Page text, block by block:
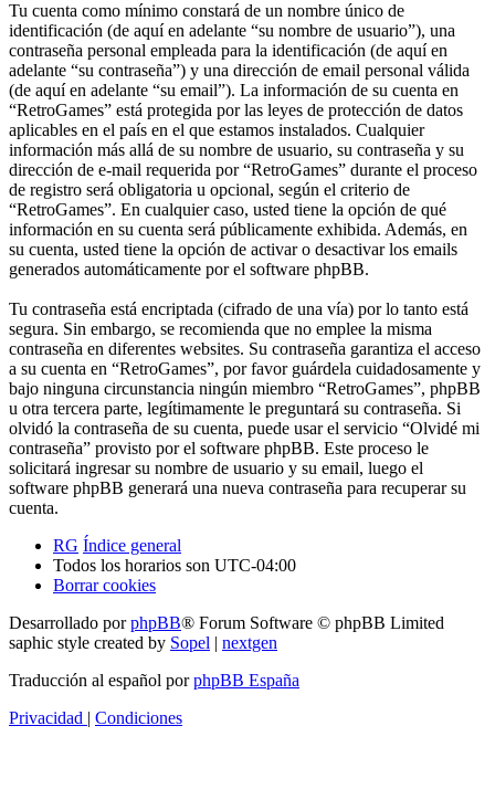
Tu cuenta como mínimo constará de un nombre único de
identificación (de aquí en adelante “su nombre de usuario”), una
contraseña personal empleada para la identificación (de aquí en
adelante “su contraseña”) y una dirección de email personal válida
(de aquí en adelante “su email”). La información de su cuenta en
“RetroGames” está protegida por las leyes de protección de datos
aplicables en el país en el que estamos instalados. Cualquier
información más allá de su nombre de usuario, su contraseña y su
dirección de e-mail requerida por “RetroGames” durante el proceso
de registro será obligatoria u opcional, según el criterio de
“RetroGames”. En cualquier caso, usted tiene la opción de qué
información en su cuenta será públicamente exhibida. Además, en
su cuenta, usted tiene la opción de activar o desactivar los emails
generados automáticamente por el software phpBB.
Tu contraseña está encriptada (cifrado de una vía) por lo tanto está
segura. Sin embargo, se recomienda que no emplee la misma
contraseña en diferentes websites. Su contraseña garantiza el acceso
a su cuenta en “RetroGames”, por favor guárdela cuidadosamente y
bajo ninguna circunstancia ningún miembro “RetroGames”, phpBB
u otra tercera parte, legítimamente le preguntará su contraseña. Si
olvidó la contraseña de su cuenta, puede usar el servicio “Olvidé mi
contraseña” provisto por el software phpBB. Este proceso le
solicitará ingresar su nombre de usuario y su email, luego el
software phpBB generará una nueva contraseña para recuperar su
cuenta.
RG Índice general
Todos los horarios son UTC-04:00
Borrar cookies
Desarrollado porphpBB® Forum Software © phpBB Limited
saphic style created by Sopel | nextgen
Traducción al español porphpBB España
Privacidad | Condiciones